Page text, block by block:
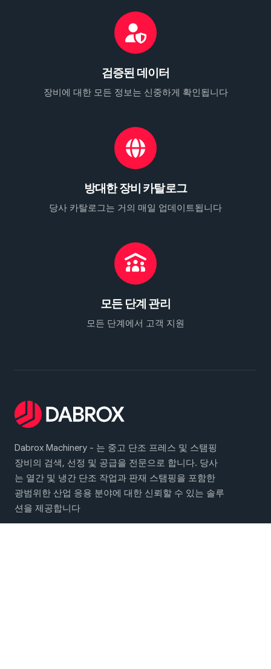
검증된 데이터
장비에 대한 모든 정보는 신중하게 확인됩니다
방대한 장비 카탈로그
당사 카탈로그는 거의 매일 업데이트됩니다
모든 단계 관리
모든 단계에서 고객 지원
Dabrox Machinery - 는 중고 단조 프레스 및 스탬핑
장비의 검색, 선정 및 공급을 전문으로 합니다. 당사
는 열간 및 냉간 단조 작업과 판재 스탬핑을 포함한
광범위한 산업 응용 분야에 대한 신뢰할 수 있는 솔루
션을 제공합니다